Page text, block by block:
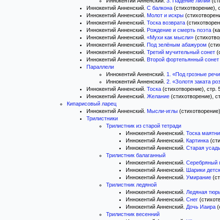
Иннокентий Анненский. С балкона (стихотворение),
Иннокентий Анненский. Молот и искры
Иннокентий Анненский. Тоска возврата
Иннокентий Анненский. Рождение и смерть поэта
Иннокентий Анненский. «Мухи как мысли»
Иннокентий Анненский. Под зелёным абажуром
Иннокентий Анненский. Третий мучительный сонет
Иннокентий Анненский. Второй фортепьянный сонет
Параллели
Иннокентий Анненский. 1. «Под грозные
Иннокентий Анненский. 2. «Золотя заката
Иннокентий Анненский. Тоска (стихотворение), стр.
Иннокентий Анненский. Желание (стихотворение),
Кипарисовый ларец
Иннокентий Анненский. Мысли-иглы
Трилистники
Трилистник из старой тетради
Иннокентий Анненский. Тоска
Иннокентий Анненский. Картинка
Иннокентий Анненский. Старая
Трилистник балаганный
Иннокентий Анненский. Серебряный
Иннокентий Анненский. Шарики
Иннокентий Анненский. Умирание
Трилистник ледяной
Иннокентий Анненский. Ледяная
Иннокентий Анненский. Снег
Иннокентий Анненский. Дочь Иаира
Трилистник весенний